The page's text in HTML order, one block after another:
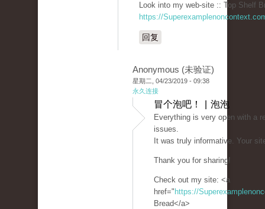
Look into my web-site :: Top Shelf
https://
回复
Anonymous (未验证)
星期二, 04/23/2019 - 09:38
永久连接
冒个泡吧！ | 泡泡
Everything is very open with a
issues.
It was truly informative. Your
Thank you for sharing!
Check out my site: <a
href=" https://
Bread</a>